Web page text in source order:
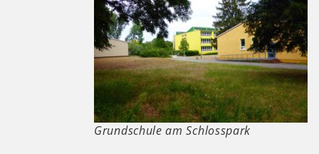
Grundschule am Schlosspark